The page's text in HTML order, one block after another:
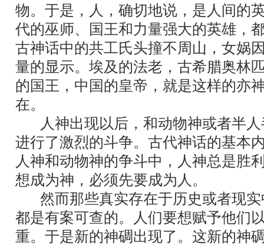
物。于是，人，确切地说，是人间的
代的巫师、国王和力量强大的英雄，
古神话中的共工氏头撞不周山，女娲
量的显示。埃及的法老，古希腊奥林
的国王，中国的皇帝，就是这样的亦
在。
人神出现以后，和动物神或者半人
进行了激烈的斗争。古代神话的基本
人神和动物神的争斗中，人神总是胜
想成为神，必须先要成为人。
然而那些真实存在于历史或者现实
都是有案可查的。人们要想赋予他们
重。于是新的神碉出现了。这新的神